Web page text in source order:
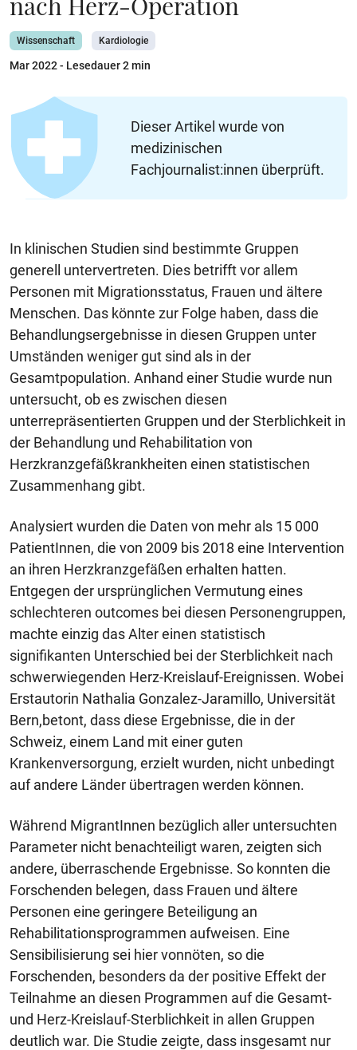
Wissenschaft Kardiologie
Mar 2022- Lesedauer 2 min
Dieser Artikel wurde von
medizinischen
Fachjournalist:innen überprüft.
In klinischen Studien sind bestimmte Gruppen
generell untervertreten. Dies betrifft vor allem
Personen mit Migrationsstatus, Frauen und ältere
Menschen. Das könnte zur Folge haben, dass die
Behandlungsergebnisse in diesen Gruppen unter
Umständen weniger gut sind als in der
Gesamtpopulation. Anhand einer Studie wurde nun
untersucht, ob es zwischen diesen
unterrepräsentierten Gruppen und der Sterblichkeit in
der Behandlung und Rehabilitation von
Herzkranzgefäßkrankheiten einen statistischen
Zusammenhang gibt.
Analysiert wurden die Daten von mehr als 15 000
PatientInnen, die von 2009 bis 2018 eine Intervention
an ihren Herzkranzgefäßen erhalten hatten.
Entgegen der ursprünglichen Vermutung eines
schlechteren outcomes bei diesen Personengruppen,
machte einzig das Alter einen statistisch
signifikanten Unterschied bei der Sterblichkeit nach
schwerwiegenden Herz-Kreislauf-Ereignissen. Wobei
Erstautorin Nathalia Gonzalez-Jaramillo, Universität
Bern,betont, dass diese Ergebnisse, die in der
Schweiz, einem Land mit einer guten
Krankenversorgung, erzielt wurden, nicht unbedingt
auf andere Länder übertragen werden können.
Während MigrantInnen bezüglich aller untersuchten
Parameter nicht benachteiligt waren, zeigten sich
andere, überraschende Ergebnisse. So konnten die
Forschenden belegen, dass Frauen und ältere
Personen eine geringere Beteiligung an
Rehabilitationsprogrammen aufweisen. Eine
Sensibilisierung sei hier vonnöten, so die
Forschenden, besonders da der positive Effekt der
Teilnahme an diesen Programmen auf die Gesamt-
und Herz-Kreislauf-Sterblichkeit in allen Gruppen
deutlich war. Die Studie zeigte, dass insgesamt nur